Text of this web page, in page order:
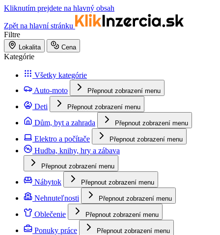
Kliknutím prejdete na hlavný obsah
Zpět na hlavní stránku
Filtre
Lokalita Cena
Kategórie
Všetky kategórie
Auto-moto
Přepnout zobrazení menu
Deti Přepnout zobrazení menu
Dům, byt a zahrada Přepnout zobrazení menu
Elektro a počítače Přepnout zobrazení menu
Hudba, knihy, hry a zábava
Přepnout zobrazení menu
Nábytok Přepnout zobrazení menu
Nehnuteľnosti Přepnout zobrazení menu
Oblečenie Přepnout zobrazení menu
Ponuky práce Přepnout zobrazení menu